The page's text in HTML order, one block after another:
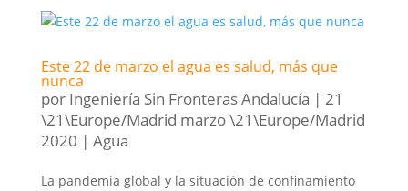
Este 22 de marzo el agua es salud, más que
nunca
por Ingeniería Sin Fronteras Andalucía | 21
\21\Europe/Madrid marzo \21\Europe/Madrid
2020 | Agua
La pandemia global y la situación de confinamiento